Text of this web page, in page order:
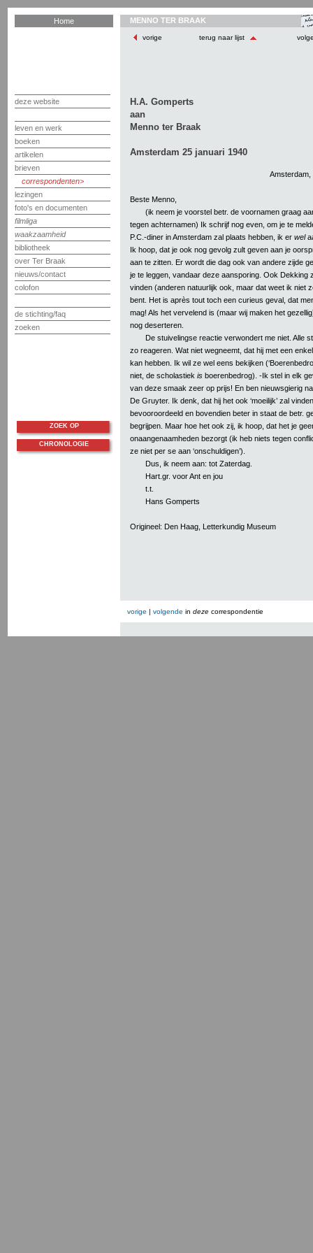
Home
deze website
leven en werk
boeken
artikelen
brieven
correspondenten
lezingen
foto's en documenten
filmliga
waakzaamheid
bibliotheek
over Ter Braak
nieuws/contact
colofon
de stichting/faq
zoeken
MENNO TER BRAAK
vorige terug naar lijst
H.A. Gomperts
aan
Menno ter Braak
Amsterdam 25 januari 1940
Amsterdam,
Beste Menno,
(ik neem je voorstel betr. de voornamen graag
tegen achternamen) Ik schrijf nog even, om je te
P.C.-diner in Amsterdam zal plaats hebben, ik er wel
Ik hoop, dat je ook nog gevolg zult geven aan je
aan te zitten. Er wordt die dag ook van andere zijde
je te leggen, vandaar deze aansporing. Ook Dekking
vinden (anderen natuurlijk ook, maar dat weet ik niet
bent. Het is après tout toch een curieus geval, dat
mag! Als het vervelend is (maar wij maken het
nog deserteren.
De stuivelingse reactie verwondert me niet. Alle
zo reageren. Wat niet wegneemt, dat hij met een
kan hebben. Ik wil ze wel eens bekijken
niet, de scholastiek is boerenbedrog). -Ik stel in elk
van deze smaak zeer op prijs! En ben nieuwsgierig
De Gruyter. Ik denk, dat hij het ook ‘moeilijk’ zal
bevooroordeeld en bovendien beter in staat de betr.
begrijpen. Maar hoe het ook zij, ik hoop, dat het je
onaangenaamheden bezorgt (ik heb niets tegen
ze niet per se aan ‘onschuldigen’).
Dus, ik neem aan: tot Zaterdag.
Hart.gr. voor Ant en jou
t.t.
Hans Gomperts
Origineel: Den Haag, Letterkundig Museum
vorige | volgende in deze correspondentie
ZOEK OP
CHRONOLOGIE